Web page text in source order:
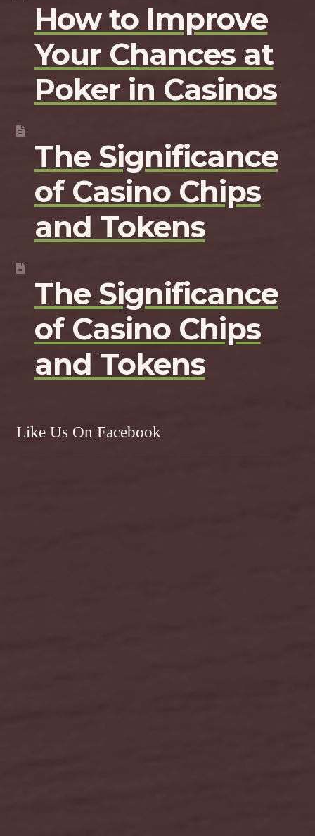
How to Improve
Your Chances at
Poker in Casinos
The Significance
of Casino Chips
and Tokens
The Significance
of Casino Chips
and Tokens
Like Us On Facebook